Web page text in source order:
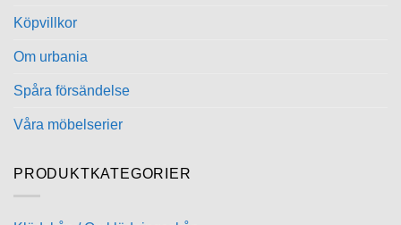
Köpvillkor
Om urbania
Spåra försändelse
Våra möbelserier
PRODUKTKATEGORIER